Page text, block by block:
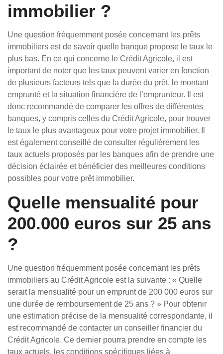
immobilier ?
Une question fréquemment posée concernant les prêts
immobiliers est de savoir quelle banque propose le taux le
plus bas. En ce qui concerne le Crédit Agricole, il est
important de noter que les taux peuvent varier en fonction
de plusieurs facteurs tels que la durée du prêt, le montant
emprunté et la situation financière de l’emprunteur. Il est
donc recommandé de comparer les offres de différentes
banques, y compris celles du Crédit Agricole, pour trouver
le taux le plus avantageux pour votre projet immobilier. Il
est également conseillé de consulter régulièrement les
taux actuels proposés par les banques afin de prendre une
décision éclairée et bénéficier des meilleures conditions
possibles pour votre prêt immobilier.
Quelle mensualité pour
200.000 euros sur 25 ans
?
Une question fréquemment posée concernant les prêts
immobiliers au Crédit Agricole est la suivante : « Quelle
serait la mensualité pour un emprunt de 200 000 euros sur
une durée de remboursement de 25 ans ? » Pour obtenir
une estimation précise de la mensualité correspondante, il
est recommandé de contacter un conseiller financier du
Crédit Agricole. Ce dernier pourra prendre en compte les
taux actuels, les conditions spécifiques liées à